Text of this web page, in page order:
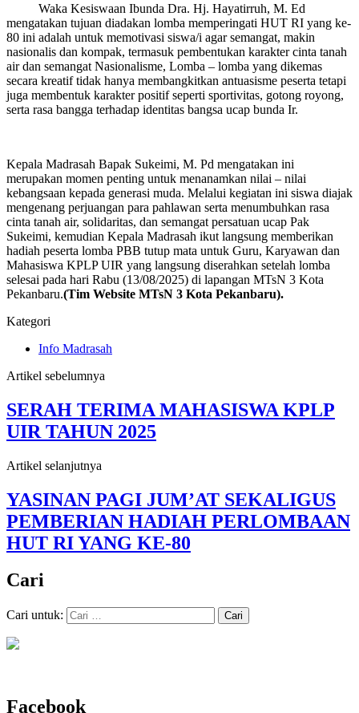
Waka Kesiswaan Ibunda Dra. Hj. Hayatirruh, M. Ed
mengatakan tujuan diadakan lomba memperingati HUT RI yang ke-
80 ini adalah untuk memotivasi siswa/i agar semangat, makin
nasionalis dan kompak, termasuk pembentukan karakter cinta tanah
air dan semangat Nasionalisme, Lomba – lomba yang dikemas
secara kreatif tidak hanya membangkitkan antuasisme peserta tetapi
juga membentuk karakter positif seperti sportivitas, gotong royong,
serta rasa bangga terhadap identitas bangsa ucap bunda Ir.
Kepala Madrasah Bapak Sukeimi, M. Pd mengatakan ini
merupakan momen penting untuk menanamkan nilai – nilai
kebangsaan kepada generasi muda. Melalui kegiatan ini siswa diajak
mengenang perjuangan para pahlawan serta menumbuhkan rasa
cinta tanah air, solidaritas, dan semangat persatuan ucap Pak
Sukeimi, kemudian Kepala Madrasah ikut langsung memberikan
hadiah peserta lomba PBB tutup mata untuk Guru, Karyawan dan
Mahasiswa KPLP UIR yang langsung diserahkan setelah lomba
selesai pada hari Rabu (13/08/2025) di lapangan MTsN 3 Kota
Pekanbaru.(Tim Website MTsN 3 Kota Pekanbaru).
Kategori
Info Madrasah
Artikel sebelumnya
SERAH TERIMA MAHASISWA KPLP
UIR TAHUN 2025
Artikel selanjutnya
YASINAN PAGI JUM’AT SEKALIGUS
PEMBERIAN HADIAH PERLOMBAAN
HUT RI YANG KE-80
Cari
Cari untuk:
Facebook